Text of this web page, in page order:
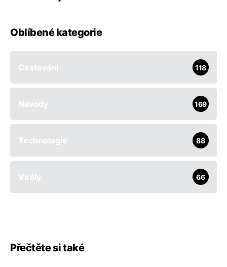
Oblíbené kategorie
Cestování 118
Návody 169
Technologie 88
Virály 66
Přečtěte si také